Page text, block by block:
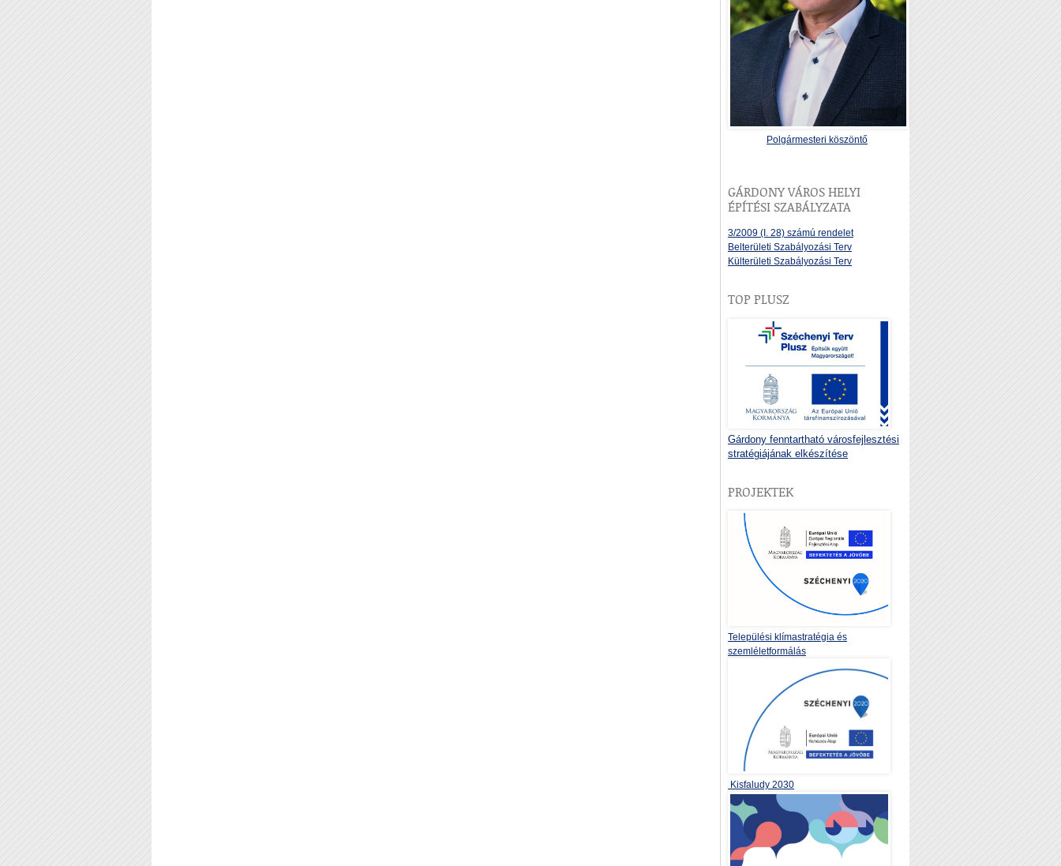
Polgármesteri köszöntő
GÁRDONY VÁROS HELYI
ÉPÍTÉSI SZABÁLYZATA
3/2009 (I. 28) számú rendelet
Belterületi Szabályozási Terv
Külterületi Szabályozási Terv
TOP PLUSZ
Gárdony fenntartható városfejlesztési
stratégiájának elkészítése
PROJEKTEK
Települési klímastratégia és
szemléletformálás
Kisfaludy 2030